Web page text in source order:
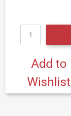
Add to
Wishlist